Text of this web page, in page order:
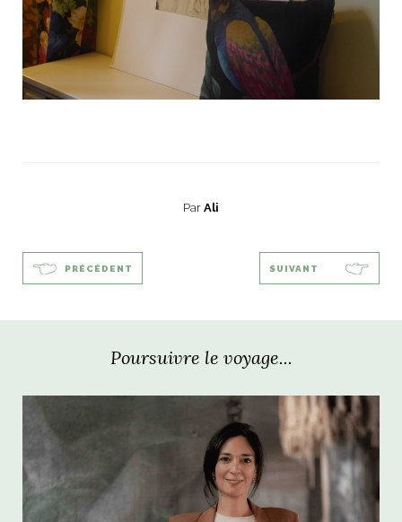
Par Ali
PRÉCÉDENT SUIVANT
Poursuivre le voyage...